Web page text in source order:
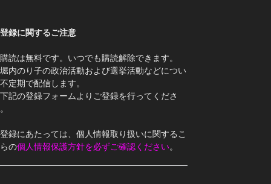
録に関するご注意
購読は無料です。いつでも購読解除できます。
堀内のり子の政治活動および選挙活動などについ
定期で配信します。
下記の登録フォームよりご登録を行ってくださ
録にあたっては、個人情報取り扱いに関するこ
の個人情報保護方針を必ずご確認ください。